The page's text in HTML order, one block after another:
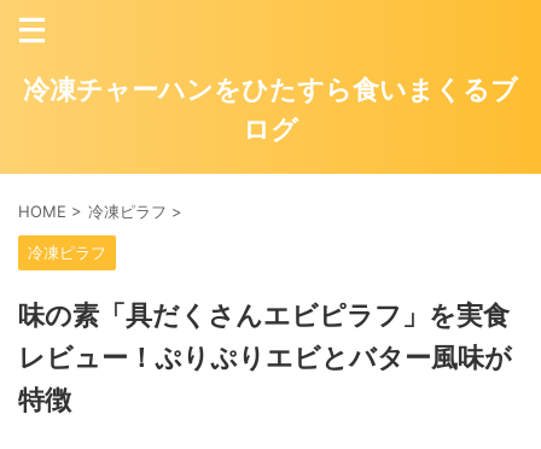
冷凍チャーハンをひたすら食いまくるブ
ログ
HOME > 冷凍ピラフ >
冷凍ピラフ
味の素「具だくさんエビピラフ」を実食
レビュー！ぷりぷりエビとバター風味が
特徴